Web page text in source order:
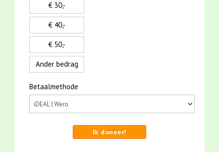
€ 30,-
€ 40,-
€ 50,-
Ander bedrag
Betaalmethode
Ik doneer!